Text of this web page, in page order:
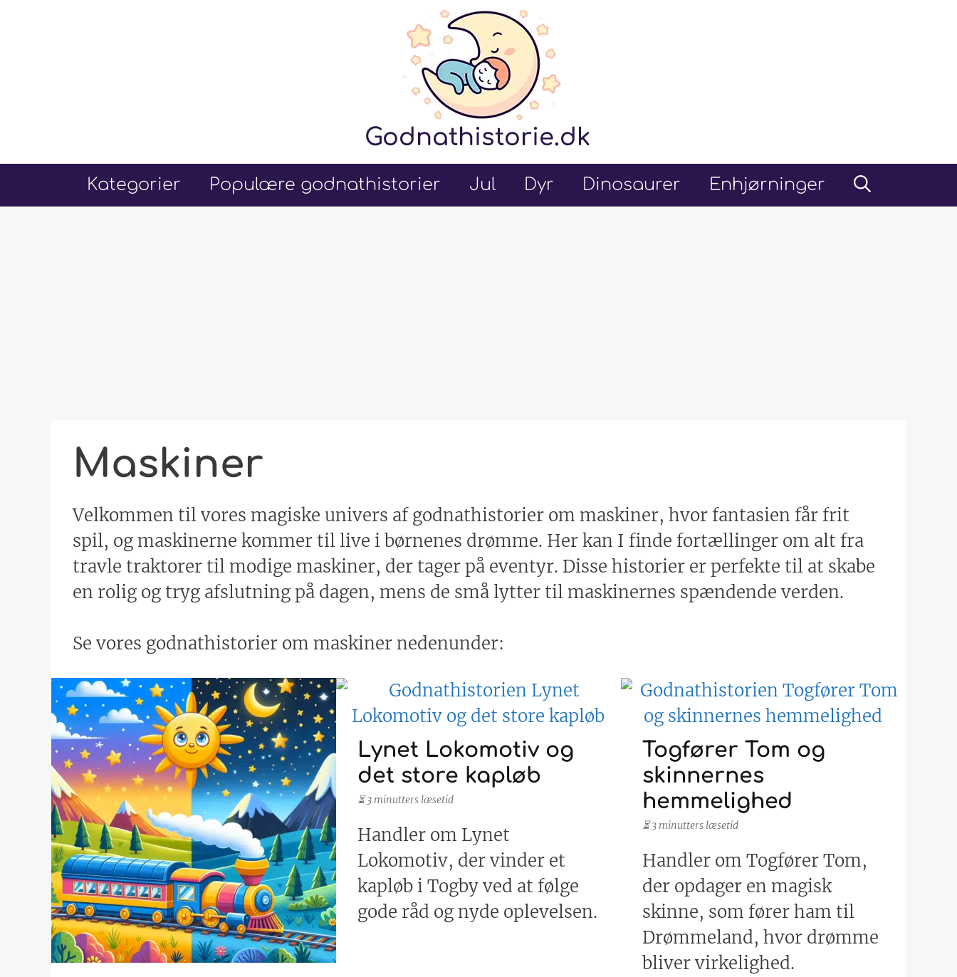
Kategorier Populære godnathistorier Jul Dyr Dinosaurer Enhjørninger
Maskiner
Velkommen til vores magiske univers af godnathistorier om maskiner, hvor fantasien får frit
spil, og maskinerne kommer til live i børnenes drømme. Her kan I finde fortællinger om alt fra
travle traktorer til modige maskiner, der tager på eventyr. Disse historier er perfekte til at skabe
en rolig og tryg afslutning på dagen, mens de små lytter til maskinernes spændende verden.
Se vores godnathistorier om maskiner nedenunder:
Lynet Lokomotiv og
det store kapløb
⏳ 3 minutters læsetid
Handler om Lynet
Lokomotiv, der vinder et
kapløb i Togby ved at følge
gode råd og nyde oplevelsen.
Togfører Tom og
skinnernes
hemmelighed
⏳ 3 minutters læsetid
Handler om Togfører Tom,
der opdager en magisk
skinne, som fører ham til
Drømmeland, hvor drømme
bliver virkelighed.